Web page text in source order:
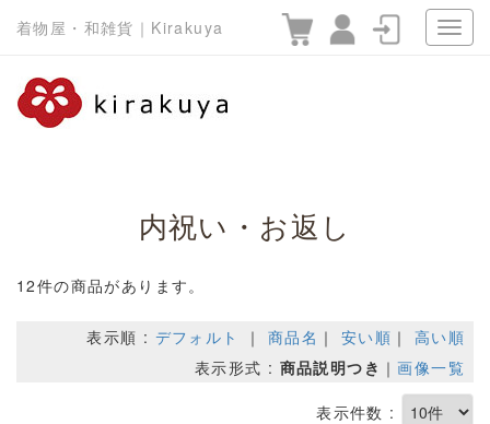
着物屋・和雑貨｜Kirakuya
内祝い・お返し
12件の商品があります。
表示順 : デフォルト ｜ 商品名 ｜ 安い順 ｜ 高い順
表示形式 : 商品説明つき ｜画像一覧
表示件数 :